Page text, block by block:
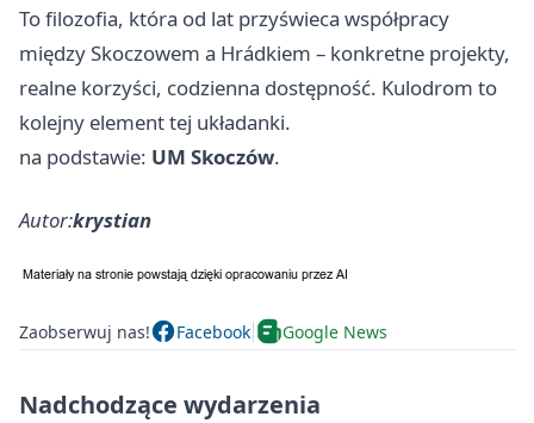
To filozofia, która od lat przyświeca współpracy
między Skoczowem a Hrádkiem – konkretne projekty,
realne korzyści, codzienna dostępność. Kulodrom to
kolejny element tej układanki.
na podstawie: UM Skoczów.
Autor:krystian
Zaobserwuj nas! Facebook Google News
Nadchodzące wydarzenia